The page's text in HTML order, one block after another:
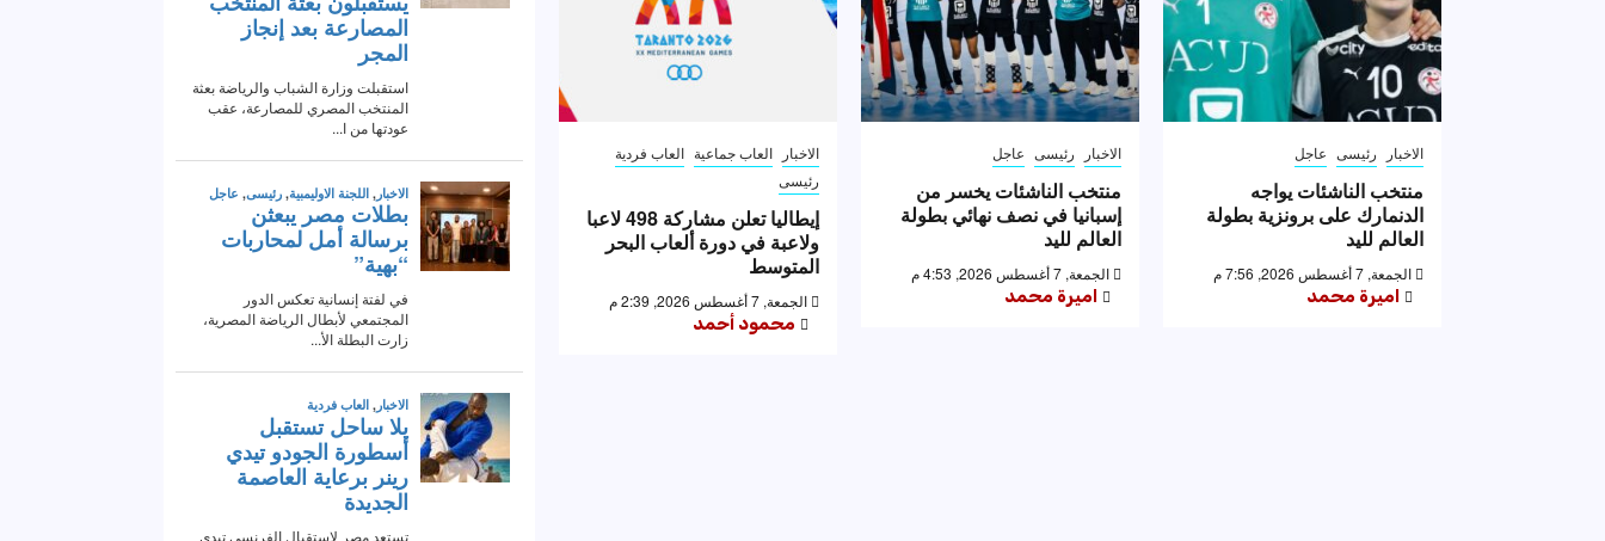
الاخبار رئيسى عاجل
منتخب الناشئات يواجه
الدنمارك على برونزية بطولة
العالم لليد
الجمعة, 7 أغسطس 2026, 7:56 م
اميرة محمد
الاخبار رئيسى عاجل
منتخب الناشئات يخسر من
إسبانيا في نصف نهائي بطولة
العالم لليد
الجمعة, 7 أغسطس 2026, 4:53 م
اميرة محمد
الاخبار العاب جماعية العاب فردية
رئيسى
إيطاليا تعلن مشاركة 498 لاعبا
ولاعبة في دورة ألعاب البحر
المتوسط
الجمعة, 7 أغسطس 2026, 2:39 م
محمود أحمد